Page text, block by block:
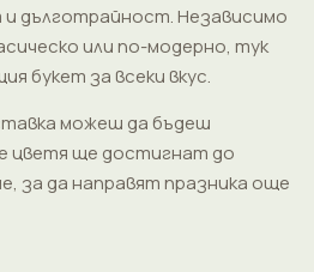
дълготрайност. Независимо
или по-модерно, тук
букет за всеки вкус.
можеш да бъдеш
цветя ще достигнат до
за да направят празника още